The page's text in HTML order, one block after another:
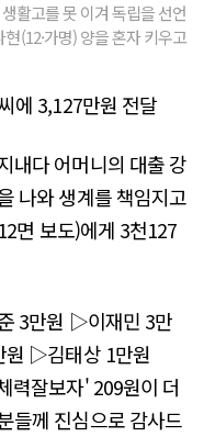
활고를 못 이겨 독립을 선언
(12·가명) 양을 혼자 키우고
에 3,127만원 전달
내다 어머니의 대출 강
나와 생계를 책임지고
면 보도)에게 3천127
3만원 ▷이재민 3만
▷김태상 1만원
잘보자' 209원이 더
들께 진심으로 감사드